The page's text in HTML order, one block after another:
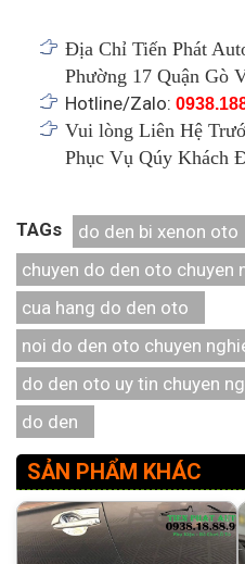
Địa Chỉ Tiến Phát
Phường 17 Quận Gò
Hotline/Zalo:
Vui lòng Liên Hệ
Phục Vụ Qúy Khách
TAGs
do den bi xenon oto
chuyen do den oto chuyen
cua hang do den oto
noi do den oto chuyen
do den oto uy tin chuyen
do den
SẢN PHẨM KHÁC